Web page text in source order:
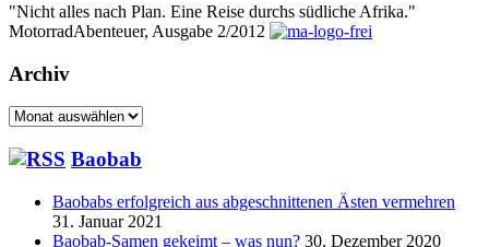
"Nicht alles nach Plan. Eine Reise durchs südliche Afrika."
MotorradAbenteuer, Ausgabe 2/2012
Archiv
Archiv
Baobab
Baobabs erfolgreich aus abgeschnittenen Ästen vermehren
31. Januar 2021
Baobab-Samen gekeimt – was nun? 30. Dezember 2020